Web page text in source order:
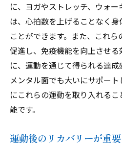
に、ヨガやストレッチ、ウォ
は、心拍数を上げることなく
ことができます。また、これ
促進し、免疫機能を向上させる
に、運動を通じて得られる達成
メンタル面でも大いにサポー
にこれらの運動を取り入れる
能です。
運動後のリカバリーが重